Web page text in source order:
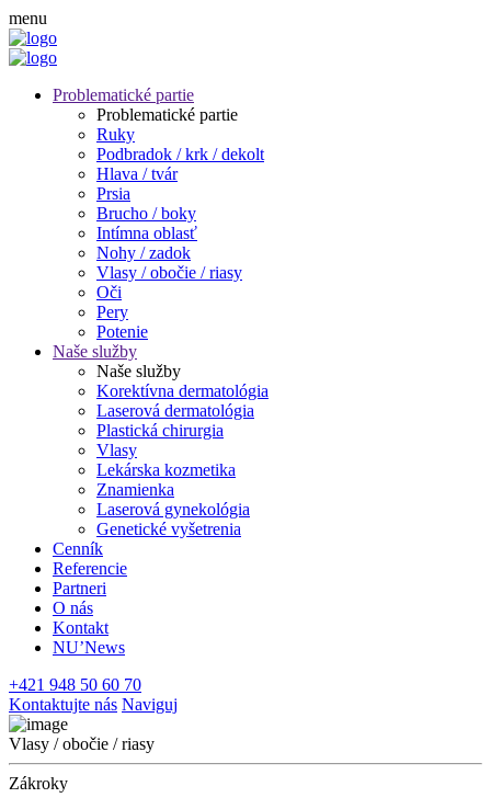
menu
Problematické partie
Problematické partie
Ruky
Podbradok / krk / dekolt
Hlava / tvár
Prsia
Brucho / boky
Intímna oblasť
Nohy / zadok
Vlasy / obočie / riasy
Oči
Pery
Potenie
Naše služby
Naše služby
Korektívna dermatológia
Laserová dermatológia
Plastická chirurgia
Vlasy
Lekárska kozmetika
Znamienka
Laserová gynekológia
Genetické vyšetrenia
Cenník
Referencie
Partneri
O nás
Kontakt
NU’News
+421 948 50 60 70
Kontaktujte nás Naviguj
Vlasy / obočie / riasy
Zákroky